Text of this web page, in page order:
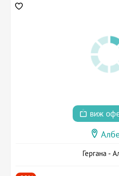
виж
Гергана -